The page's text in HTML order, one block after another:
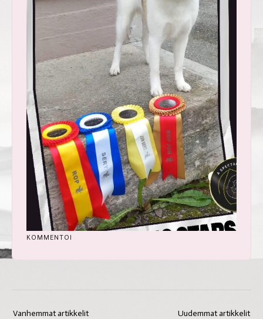
KOMMENTOI
Artikkelien
Vanhemmat artikkelit Uudemmat artikkelit